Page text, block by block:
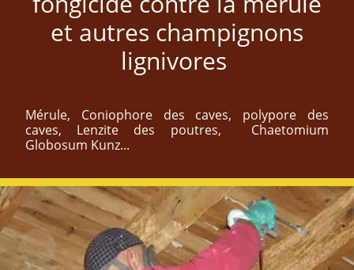
et autres champignons
lignivores
Mérule, Coniophore des caves, polypore des
caves, Lenzite des poutres, Chaetomium
Globosum Kunz...